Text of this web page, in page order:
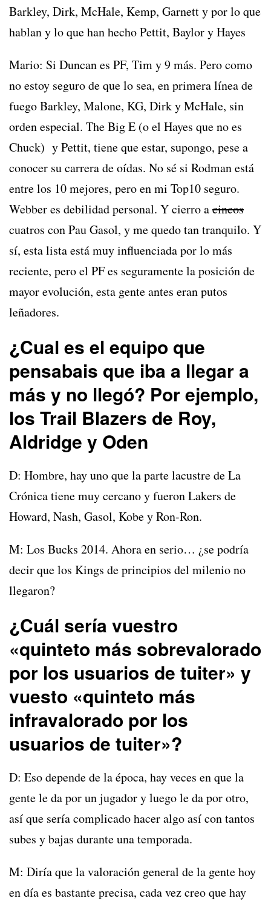
Barkley, Dirk, McHale, Kemp, Garnett y por lo que
hablan y lo que han hecho Pettit, Baylor y Hayes
Mario: Si Duncan es PF, Tim y 9 más. Pero como
no estoy seguro de que lo sea, en primera línea de
fuego Barkley, Malone, KG, Dirk y McHale, sin
orden especial. The Big E (o el Hayes que no es
Chuck) y Pettit, tiene que estar, supongo, pese a
conocer su carrera de oídas. No sé si Rodman está
entre los 10 mejores, pero en mi Top10 seguro.
Webber es debilidad personal. Y cierro acincos
cuatros con Pau Gasol, y me quedo tan tranquilo. Y
sí, esta lista está muy influenciada por lo más
reciente, pero el PF es seguramente la posición de
mayor evolución, esta gente antes eran putos
leñadores.
¿Cual es el equipo que
pensabais que iba a llegar a
más y no llegó? Por ejemplo,
los Trail Blazers de Roy,
Aldridge y Oden
D: Hombre, hay uno que la parte lacustre de La
Crónica tiene muy cercano y fueron Lakers de
Howard, Nash, Gasol, Kobe y Ron-Ron.
M: Los Bucks 2014. Ahora en serio… ¿se podría
decir que los Kings de principios del milenio no
llegaron?
¿Cuál sería vuestro
«quinteto más sobrevalorado
por los usuarios de tuiter» y
vuesto «quinteto más
infravalorado por los
usuarios de tuiter»?
D: Eso depende de la época, hay veces en que la
gente le da por un jugador y luego le da por otro,
así que sería complicado hacer algo así con tantos
subes y bajas durante una temporada.
M: Diría que la valoración general de la gente hoy
en día es bastante precisa, cada vez creo que hay